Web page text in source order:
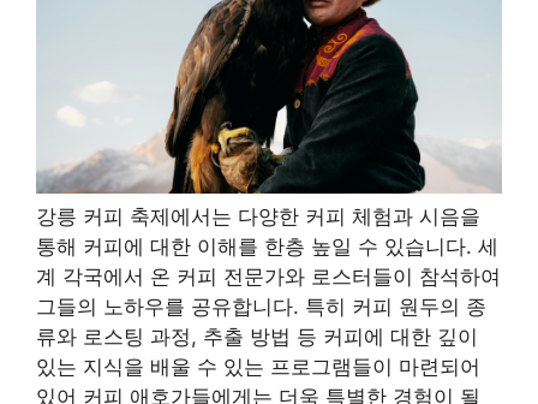
강릉 커피 축제에서는 다양한 커피 체험과 시음을
통해 커피에 대한 이해를 한층 높일 수 있습니다. 세
계 각국에서 온 커피 전문가와 로스터들이 참석하여
그들의 노하우를 공유합니다. 특히 커피 원두의 종
류와 로스팅 과정, 추출 방법 등 커피에 대한 깊이
있는 지식을 배울 수 있는 프로그램들이 마련되어
있어 커피 애호가들에게는 더욱 특별한 경험이 될